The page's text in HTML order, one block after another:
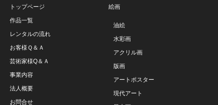
トップページ
作品一覧
レンタルの流れ
お客様Ｑ＆Ａ
芸術家様Q＆Ａ
事業内容
法人概要
お問合せ
絵画
油絵
水彩画
アクリル画
版画
アートポスター
現代アート